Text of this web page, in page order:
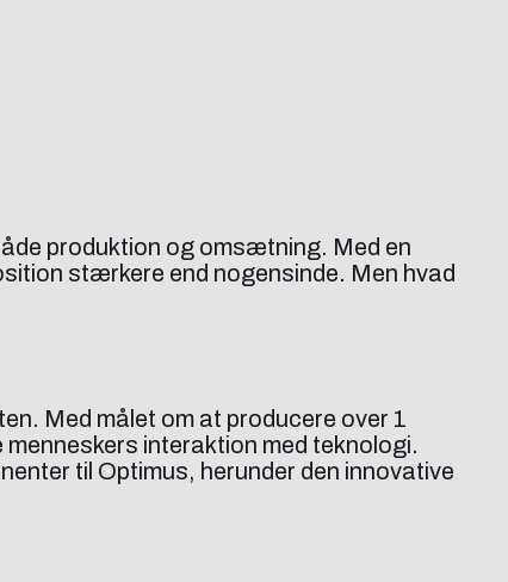
produktion og omsætning. Med en
stærkere end nogensinde. Men hvad
Med målet om at producere over 1
interaktion med teknologi.
til Optimus, herunder den innovative